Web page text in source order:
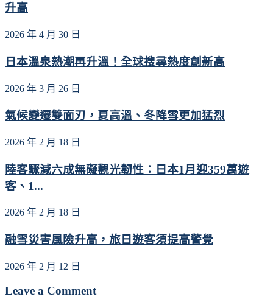
升高
2026 年 4 月 30 日
日本溫泉熱潮再升溫！全球搜尋熱度創新高
2026 年 3 月 26 日
氣候變遷雙面刃，夏高溫、冬降雪更加猛烈
2026 年 2 月 18 日
陸客驟減六成無礙觀光韌性：日本1月迎359萬遊
客、1...
2026 年 2 月 18 日
融雪災害風險升高，旅日遊客須提高警覺
2026 年 2 月 12 日
Leave a Comment